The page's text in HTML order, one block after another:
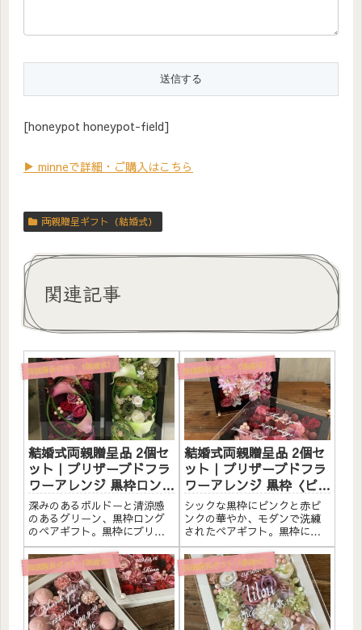
[honeypot honeypot-field]
▶ minneで詳細・ご購入はこちら
両親贈呈ギフト（結婚式）
関連記事
両親贈呈ギフト（結婚式）
結婚式両親贈呈品 2個セ
ット｜プリザーブドフラ
ワーアレンジ 黒枠ロング
〈ボルドー＆グリーン〉
文字入れ
深みのあるボルドーと清涼感
のあるグリーン、黒枠ロング
のペアギフト。黒枠にプリザ
ーブドフラワーと造花をたっ
ぷりアレンジしました。アク
リルプレートへのメッセージ
入れ無料。自立するので壁か
けでも置き型でも飾れます。
こんな方へ結婚式の両親贈呈
品にボ...
両親贈呈ギフト（結婚式）
結婚式両親贈呈品 2個セ
ット｜プリザーブドフラ
ワーアレンジ 黒枠〈ピン
ク＆赤ピンク〉文字入れ
シックな黒枠にピンクと赤ピ
ンクの華やか、モダンで洗練
されたペアギフト。黒枠にプ
リザーブドフラワーと造花を
たっぷりアレンジしました。
アクリルプレートへのメッセ
ージ入れ無料。自立するので
壁かけでも置き型でも飾れま
す。こんな方へ結婚式の両親
贈呈品...
両親贈呈ギフト（結婚式） 両親贈呈ギフト（結婚式）